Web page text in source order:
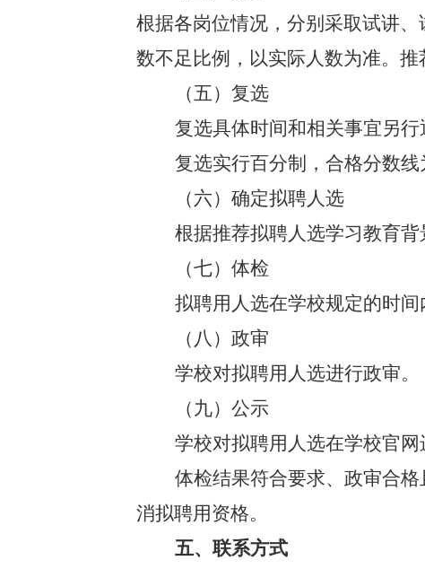
根据各岗位情况，分别采取试讲
数不足比例，以实际人数为准。推
（五）复选
复选具体时间和相关事宜另
复选实行百分制，合格分数线
（六）确定拟聘人选
根据推荐拟聘人选学习教育
（七）体检
拟聘用人选在学校规定的时
（八）政审
学校对拟聘用人选进行政审。
（九）公示
学校对拟聘用人选在学校官网
体检结果符合要求、政审合
消拟聘用资格。
五、联系方式